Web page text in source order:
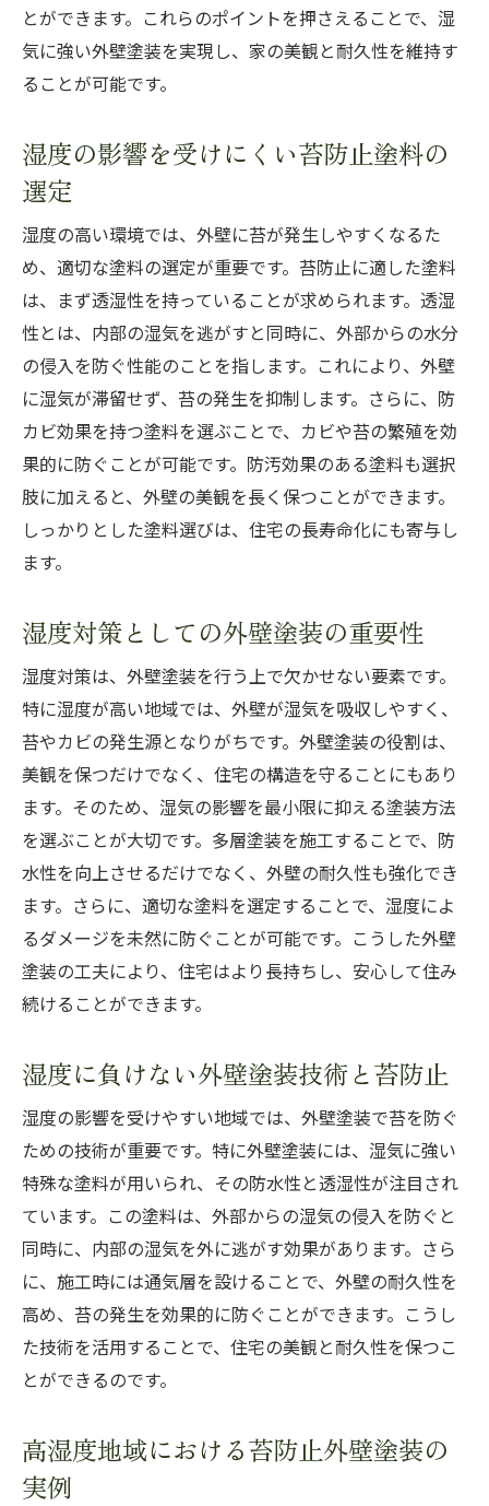
とができます。これらのポイントを押さえることで、湿
気に強い外壁塗装を実現し、家の美観と耐久性を維持す
ることが可能です。
湿度の影響を受けにくい苔防止塗料の
選定
湿度の高い環境では、外壁に苔が発生しやすくなるた
め、適切な塗料の選定が重要です。苔防止に適した塗料
は、まず透湿性を持っていることが求められます。透湿
性とは、内部の湿気を逃がすと同時に、外部からの水分
の侵入を防ぐ性能のことを指します。これにより、外壁
に湿気が滞留せず、苔の発生を抑制します。さらに、防
カビ効果を持つ塗料を選ぶことで、カビや苔の繁殖を効
果的に防ぐことが可能です。防汚効果のある塗料も選択
肢に加えると、外壁の美観を長く保つことができます。
しっかりとした塗料選びは、住宅の長寿命化にも寄与し
ます。
湿度対策としての外壁塗装の重要性
湿度対策は、外壁塗装を行う上で欠かせない要素です。
特に湿度が高い地域では、外壁が湿気を吸収しやすく、
苔やカビの発生源となりがちです。外壁塗装の役割は、
美観を保つだけでなく、住宅の構造を守ることにもあり
ます。そのため、湿気の影響を最小限に抑える塗装方法
を選ぶことが大切です。多層塗装を施工することで、防
水性を向上させるだけでなく、外壁の耐久性も強化でき
ます。さらに、適切な塗料を選定することで、湿度によ
るダメージを未然に防ぐことが可能です。こうした外壁
塗装の工夫により、住宅はより長持ちし、安心して住み
続けることができます。
湿度に負けない外壁塗装技術と苔防止
湿度の影響を受けやすい地域では、外壁塗装で苔を防ぐ
ための技術が重要です。特に外壁塗装には、湿気に強い
特殊な塗料が用いられ、その防水性と透湿性が注目され
ています。この塗料は、外部からの湿気の侵入を防ぐと
同時に、内部の湿気を外に逃がす効果があります。さら
に、施工時には通気層を設けることで、外壁の耐久性を
高め、苔の発生を効果的に防ぐことができます。こうし
た技術を活用することで、住宅の美観と耐久性を保つこ
とができるのです。
高湿度地域における苔防止外壁塗装の
実例